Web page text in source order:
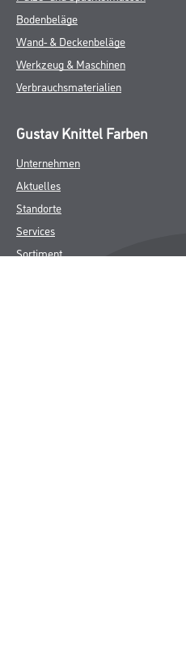
Bodenbeläge
Wand- & Deckenbeläge
Werkzeug & Maschinen
Verbrauchsmaterialien
Gustav Knittel Farben
Unternehmen
Aktuelles
Standorte
Services
Sortiment